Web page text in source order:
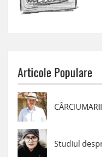
Articole Populare
CÂRCIUMARII